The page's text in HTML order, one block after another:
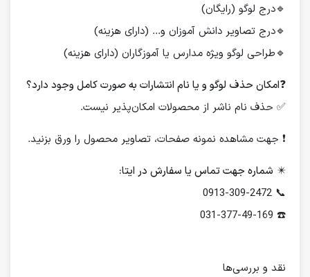
🔹درج لوگو (رایگان)
🔹درج تصاویر دانش آموزان و... (دارای هزینه)
🔹طراحی لوگو ویژه مدارس یا آموزگاران (دارای هزینه)
❓امکان حذف لوگو و یا نام انتشارات به صورت کامل وجود دارد؟
✅ حذف نام ناشر از محصولات امکان‌پذیر نیست.
❗️ جهت مشاهده نمونه صفحات، تصاویر محصول را ورق بزنید.
✴️ شماره جهت تماس یا سفارش در ایتا:
📞 0913-309-2472
☎️ 031-377-49-169
نقد و بررسی‌ها